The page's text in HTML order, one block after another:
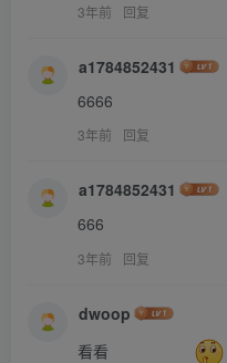
3年前 回复
a1784852431
6666
3年前 回复
a1784852431
666
3年前 回复
dwoop
看看